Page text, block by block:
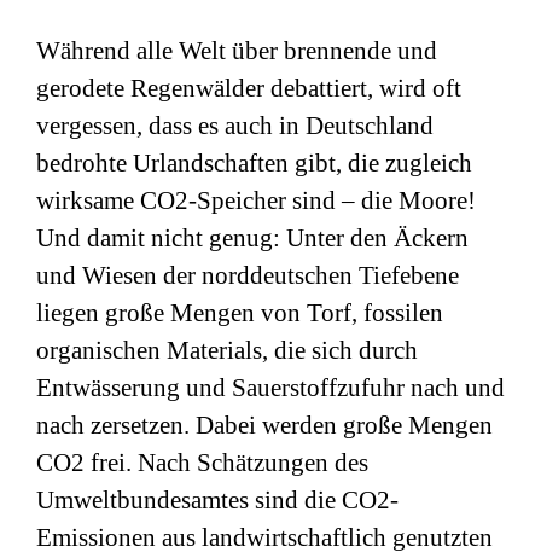
Während alle Welt über brennende und
gerodete Regenwälder debattiert, wird oft
vergessen, dass es auch in Deutschland
bedrohte Urlandschaften gibt, die zugleich
wirksame CO2-Speicher sind – die Moore!
Und damit nicht genug: Unter den Äckern
und Wiesen der norddeutschen Tiefebene
liegen große Mengen von Torf, fossilen
organischen Materials, die sich durch
Entwässerung und Sauerstoffzufuhr nach und
nach zersetzen. Dabei werden große Mengen
CO2 frei. Nach Schätzungen des
Umweltbundesamtes sind die CO2-
Emissionen aus landwirtschaftlich genutzten